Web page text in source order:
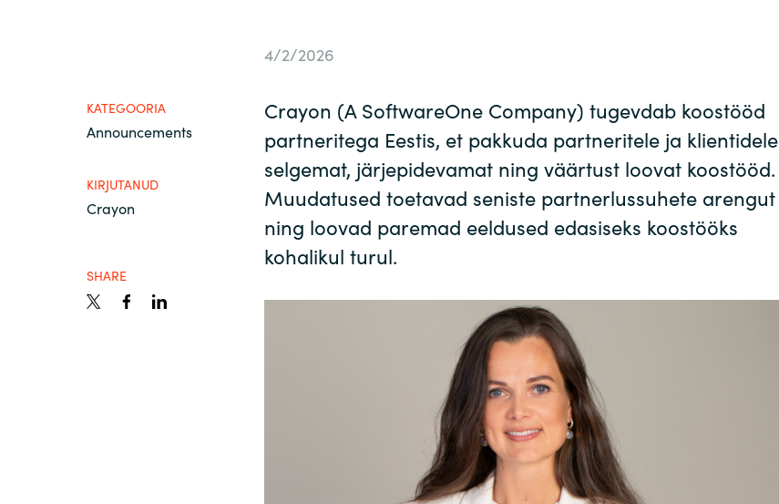
Lithuania
Malaysia
Netherlands
Norway
Philippines
Poland
Qatar
Romania
Singapore
Sweden
United Kingdom
Karjäär
4/2/2026
KATEGOORIA
Announcements
KIRJUTANUD
Crayon
SHARE
Crayon (A SoftwareOne Company) tugevdab koostööd
partneritega Eestis, et pakkuda partneritele ja klientidele
selgemat, järjepidevamat ning väärtust loovat koostööd.
Muudatused toetavad seniste partnerlussuhete arengut
ning loovad paremad eeldused edasiseks koostööks
kohalikul turul.